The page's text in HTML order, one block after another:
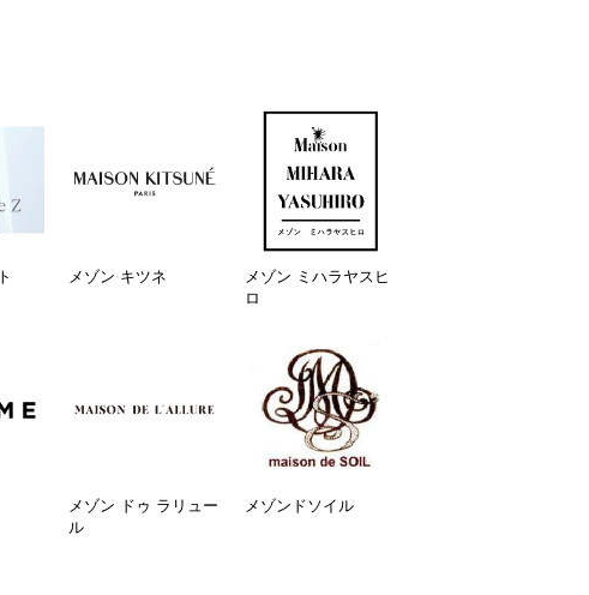
メゾン キツネ
メゾン ミハラヤスヒ
ロ
メゾン ドゥ ラリュー
ル
メゾンドソイル